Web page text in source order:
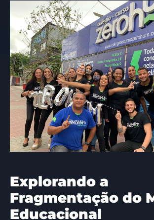
Explorando a
Fragmentação do
Educacional